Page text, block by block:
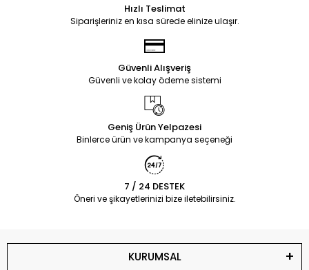
Hızlı Teslimat
Siparişleriniz en kısa sürede elinize ulaşır.
Güvenli Alışveriş
Güvenli ve kolay ödeme sistemi
Geniş Ürün Yelpazesi
Binlerce ürün ve kampanya seçeneği
7 / 24 DESTEK
Öneri ve şikayetlerinizi bize iletebilirsiniz.
KURUMSAL